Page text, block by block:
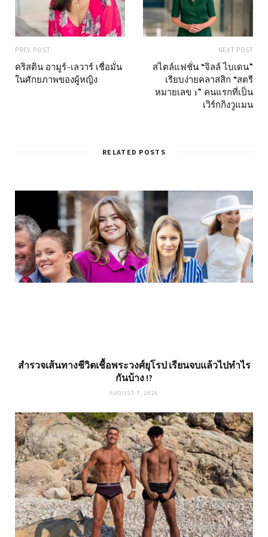
PREV POST
คริสติน อามูร์-เลวาร์ เชื่อมั่น
ในศักยภาพของผู้หญิง
NEXT POST
สไตล์แฟชั่น “จิลล์ ไบเดน”
เรียบง่ายคลาสสิก “สตรี
หมายเลข 1” คนแรกที่เป็น
เวิร์กกิงวูแมน
RELATED POSTS
สำรวจเส้นทางชีวิตเชื้อพระวงศ์ยุโรป เรียนจบแล้วไปทำไร
กันบ้าง !?
AUGUST 7, 2026